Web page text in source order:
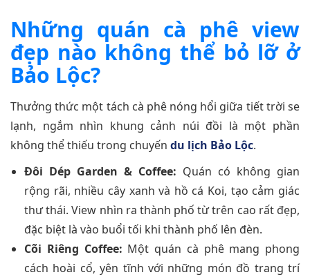
Những quán cà phê view
đẹp nào không thể bỏ lỡ ở
Bảo Lộc?
Thưởng thức một tách cà phê nóng hổi giữa tiết trời se
lạnh, ngắm nhìn khung cảnh núi đồi là một phần
không thể thiếu trong chuyến du lịch Bảo Lộc.
Đôi Dép Garden & Coffee: Quán có không gian
rộng rãi, nhiều cây xanh và hồ cá Koi, tạo cảm giác
thư thái. View nhìn ra thành phố từ trên cao rất đẹp,
đặc biệt là vào buổi tối khi thành phố lên đèn.
Cõi Riêng Coffee: Một quán cà phê mang phong
cách hoài cổ, yên tĩnh với những món đồ trang trí